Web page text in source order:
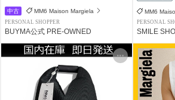
中古 MM6 Maison Margiela
PERSONAL SHOPPER
BUYMA公式 PRE-OWNED
MM6
PERSONAL
SMILE